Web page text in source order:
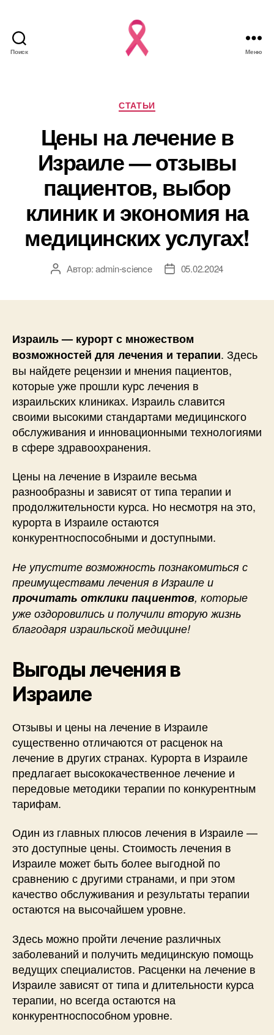
Поиск Меню
Рубрики
СТАТЬИ
Цены на лечение в
Израиле — отзывы
пациентов, выбор
клиник и экономия на
медицинских услугах!
АвторАвтор:admin-science
Дата05.02.2024
Израиль — курорт с множеством
возможностей для лечения и терапии. Здесь
вы найдете рецензии и мнения пациентов,
которые уже прошли курс лечения в
израильских клиниках. Израиль славится
своими высокими стандартами медицинского
обслуживания и инновационными технологиями
в сфере здравоохранения.
Цены на лечение в Израиле весьма
разнообразны и зависят от типа терапии и
продолжительности курса. Но несмотря на это,
курорта в Израиле остаются
конкурентноспособными и доступными.
Не упустите возможность познакомиться с
преимуществами лечения в Израиле и
прочитать отклики пациентов, которые
уже оздоровились и получили вторую жизнь
благодаря израильской медицине!
Выгоды лечения в
Израиле
Отзывы и цены на лечение в Израиле
существенно отличаются от расценок на
лечение в других странах. Курорта в Израиле
предлагает высококачественное лечение и
передовые методики терапии по конкурентным
тарифам.
Один из главных плюсов лечения в Израиле —
это доступные цены. Стоимость лечения в
Израиле может быть более выгодной по
сравнению с другими странами, и при этом
качество обслуживания и результаты терапии
остаются на высочайшем уровне.
Здесь можно пройти лечение различных
заболеваний и получить медицинскую помощь
ведущих специалистов. Расценки на лечение в
Израиле зависят от типа и длительности курса
терапии, но всегда остаются на
конкурентноспособном уровне.